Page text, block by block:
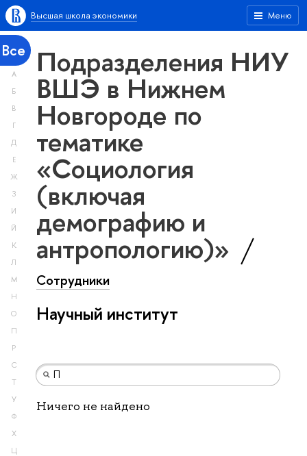
Меню
Высшая школа экономики
Все
А
Б
В
Г
Д
Е
Ж
З
И
Й
К
Л
М
Н
О
П
Р
С
Т
У
Ф
Х
Ц
Подразделения НИУ
ВШЭ в Нижнем
Новгороде по
тематике
«Социология
(включая
демографию и
антропологию)»
Сотрудники
Научный институт
Ничего не найдено